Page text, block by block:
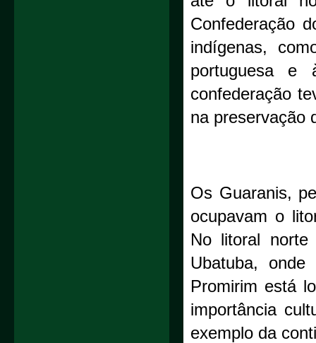
Confederação
indígenas,
portuguesa e
confederação
na preservação
Os Guaranis,
ocupavam o
No litoral norte
Ubatuba,
Promirim está
importância
exemplo da